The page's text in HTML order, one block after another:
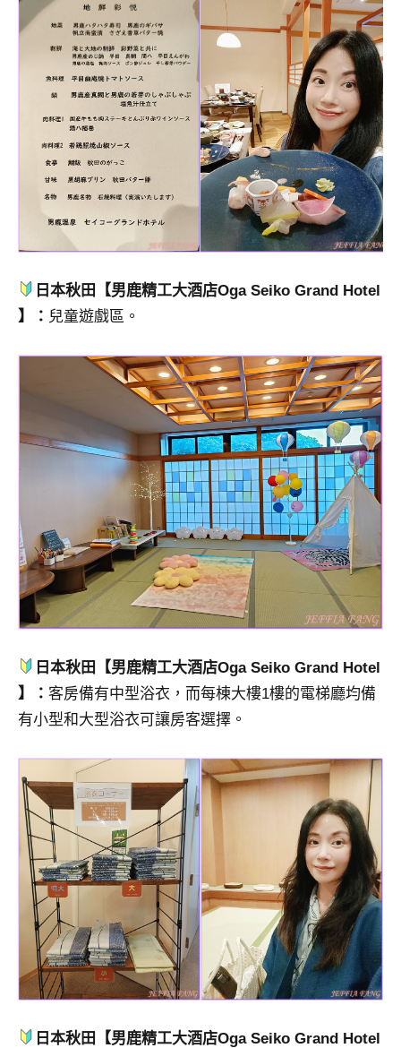
日本秋田【男鹿精工大酒店Oga Seiko Grand Hotel
】： 兒童遊戲區。
日本秋田【男鹿精工大酒店Oga Seiko Grand Hotel
】： 客房備有中型浴衣，而每棟大樓1樓的電梯廳均備
有小型和大型浴衣可讓房客選擇。
日本秋田【男鹿精工大酒店Oga Seiko Grand Hotel